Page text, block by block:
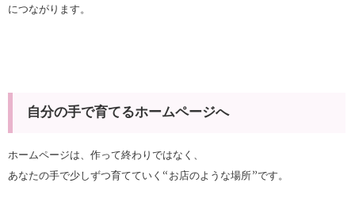
につながります。
自分の手で育てるホームページへ
ホームページは、作って終わりではなく、
あなたの手で少しずつ育てていく“お店のような場所”です。